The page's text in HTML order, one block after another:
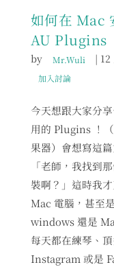
如何在 Mac
AU Plugins
by Mr.Wuli | 12
加入討論
今天想跟大家分
用的 Plugins ！
果器）會想寫這
「老師，我找到
裝啊？」這時我
Mac 電腦，甚至
windows 還是
每天都在練琴、
Instagram 或是